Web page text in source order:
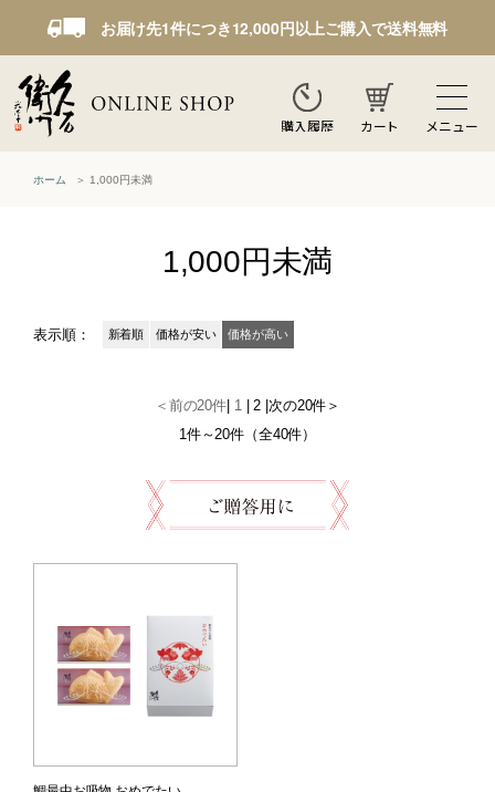
お届け先1件につき12,000円以上ご購入で送料無料
購入履歴 カート メニュー
ホーム 1,000円未満
1,000円未満
表示順： 新着順 価格が安い 価格が高い
＜前の20件| 1 | 2 |次の20件＞
1件～20件（全40件）